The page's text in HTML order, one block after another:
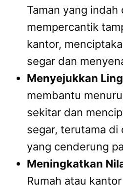
Taman yang indah
mempercantik
kantor,
segar dan
Menyejukkan
membantu
sekitar dan
segar, terutama di
yang cenderung
Meningkatkan
Rumah atau